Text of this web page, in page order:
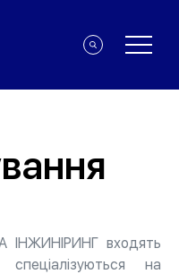
ІНЖИНІРИНГ входять
на